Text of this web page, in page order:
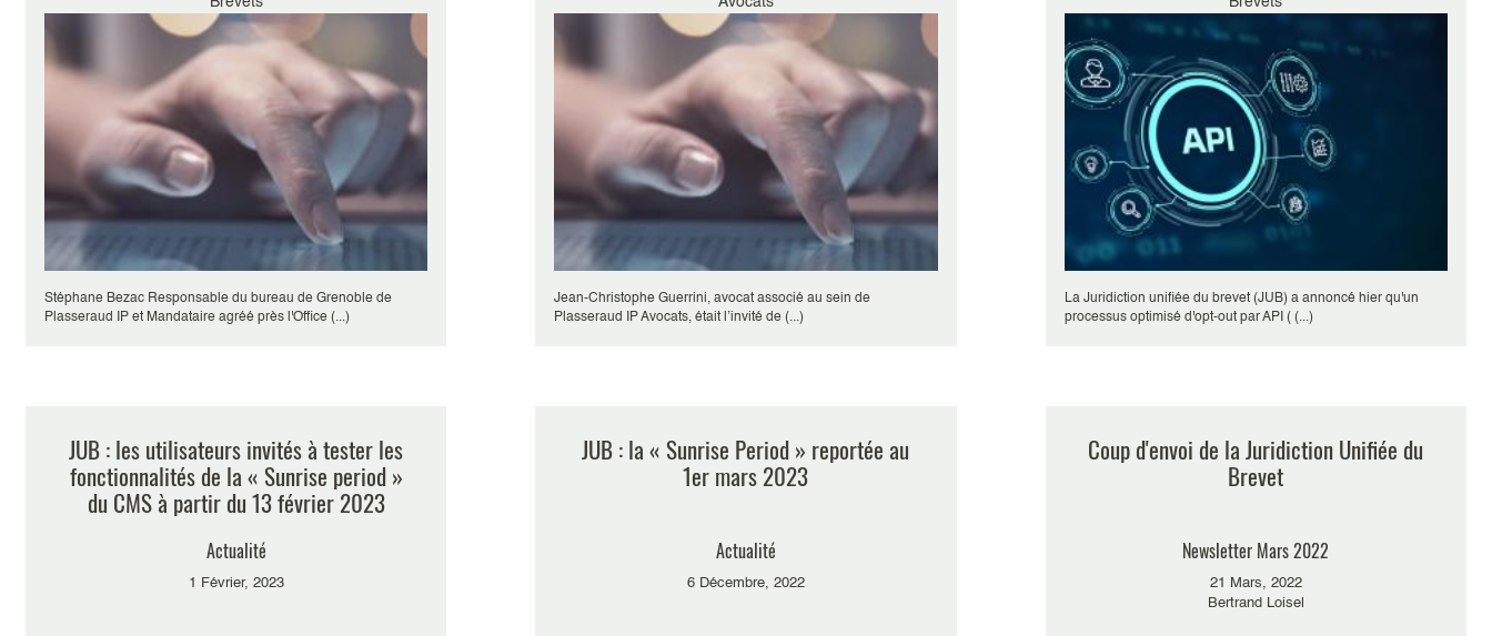
Stéphane Bezac Responsable du bureau de Grenoble de
Plasseraud IP et Mandataire agréé près l'Office (...)
Jean-Christophe Guerrini, avocat associé au sein de
Plasseraud IP Avocats, était l’invité de (...)
La Juridiction unifiée du brevet (JUB) a annoncé hier qu'un
processus optimisé d'opt-out par API ( (...)
JUB : les utilisateurs invités à tester les
fonctionnalités de la « Sunrise period »
du CMS à partir du 13 février 2023
Actualité
1 Février, 2023
JUB : la « Sunrise Period » reportée au
1er mars 2023
Actualité
6 Décembre, 2022
Coup d'envoi de la Juridiction Unifiée du
Brevet
Newsletter Mars 2022
21 Mars, 2022
Bertrand Loisel